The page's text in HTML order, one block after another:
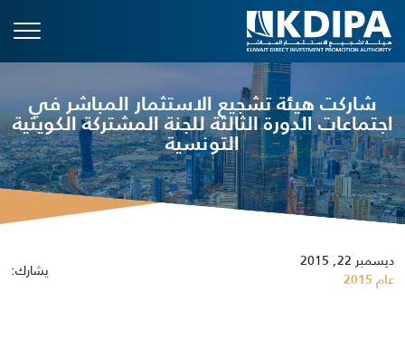
شاركت هيئة تشجيع الاستثمار المباشر في
اجتماعات الدورة الثالثة للجنة المشتركة الكويتية
التونسية
ديسمبر 22, 2015
عام 2015 يشارك: